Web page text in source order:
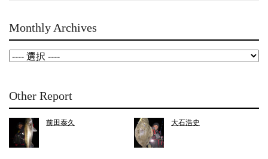
Monthly Archives
Other Report
前田泰久 大石浩史